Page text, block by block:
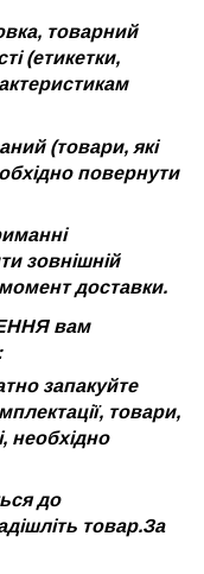
товарний
(етикетки,
(товари, які
повернути
зовнішній
доставки.
вам
запакуйте
товари,
необхідно
до
товар.За